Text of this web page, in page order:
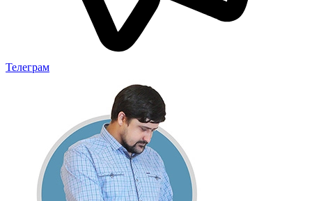
Телеграм